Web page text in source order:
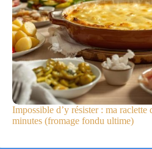
Impossible d’y résister : ma raclette
minutes (fromage fondu ultime)